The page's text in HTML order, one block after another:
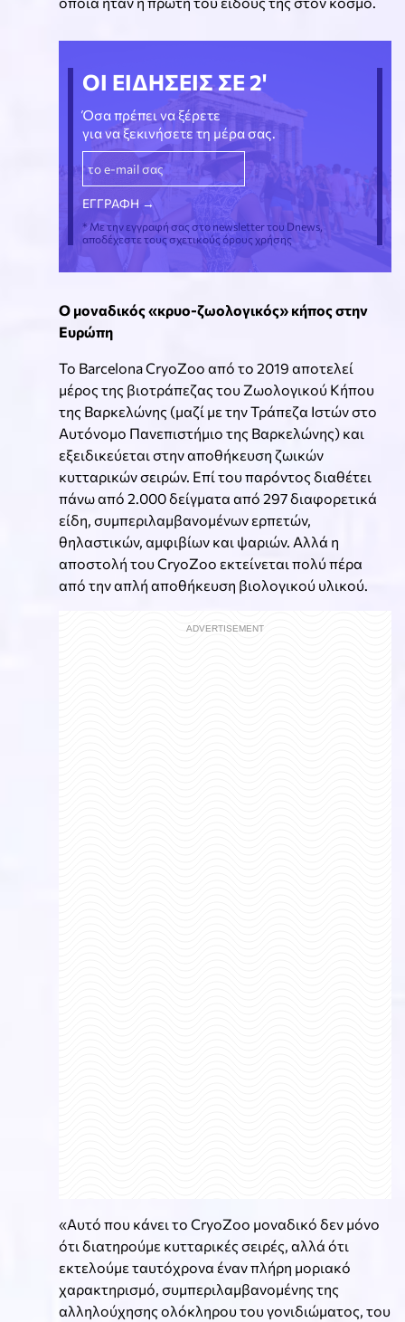
ΟΙ ΕΙΔΗΣΕΙΣ ΣΕ 2'
Όσα πρέπει να ξέρετε
για να ξεκινήσετε τη μέρα σας.
* Με την εγγραφή σας στο newsletter του Dnews,
αποδέχεστε τους σχετικούς όρους χρήσης
Ο μοναδικός «κρυο-ζωολογικός» κήπος στην
Ευρώπη
Το Barcelona CryoZoo από το 2019 αποτελεί
μέρος της βιοτράπεζας του Ζωολογικού Κήπου
της Βαρκελώνης (μαζί με την Τράπεζα Ιστών στο
Αυτόνομο Πανεπιστήμιο της Βαρκελώνης) και
εξειδικεύεται στην αποθήκευση ζωικών
κυτταρικών σειρών. Επί του παρόντος διαθέτει
πάνω από 2.000 δείγματα από 297 διαφορετικά
είδη, συμπεριλαμβανομένων ερπετών,
θηλαστικών, αμφιβίων και ψαριών. Αλλά η
αποστολή του CryoZoo εκτείνεται πολύ πέρα
από την απλή αποθήκευση βιολογικού υλικού.
«Αυτό που κάνει το CryoZoo μοναδικό δεν μόνο
ότι διατηρούμε κυτταρικές σειρές, αλλά ότι
εκτελούμε ταυτόχρονα έναν πλήρη μοριακό
χαρακτηρισμό, συμπεριλαμβανομένης της
αλληλούχησης ολόκληρου του γονιδιώματος, του